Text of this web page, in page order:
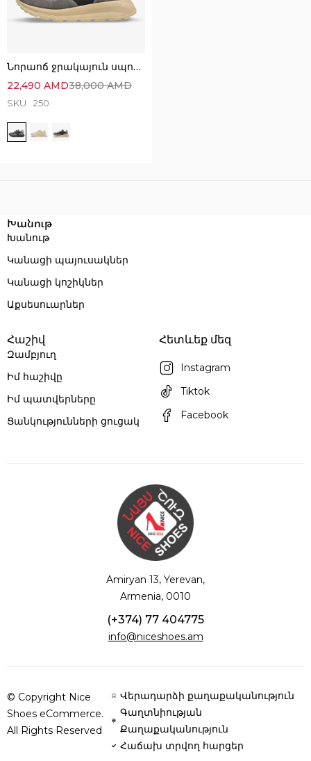
Նորաոճ ջրակայուն սպորտային կոշիկներ՝
38,000AMD
22,490 AMD
SKU 250
Խանութ
Խանութ
Կանացի պայուսակներ
Կանացի կոշիկներ
Աքսեսուարներ
Հաշիվ
Զամբյուղ
Իմ հաշիվը
Իմ պատվերները
Ցանկությունների ցուցակ
Հետևեք մեզ
Instagram
Tiktok
Facebook
Amiryan 13, Yerevan,
Armenia, 0010
(+374) 77 404775
info@niceshoes.am
© Copyright Nice
Shoes eCommerce.
All Rights Reserved
Վերադարձի քաղաքականություն
Գաղտնիության
Քաղաքականություն
Հաճախ տրվող հարցեր